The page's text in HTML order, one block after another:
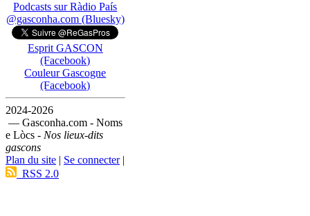
Podcasts sur Ràdio País
@gasconha.com (Bluesky)
Esprit GASCON
(Facebook)
Couleur Gascogne
(Facebook)
2024-2026
— Gasconha.com - Noms
e Lòcs - Nos lieux-dits
gascons
Plan du site | Se connecter|
RSS 2.0